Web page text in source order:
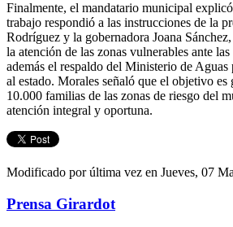
Finalmente, el mandatario municipal
trabajo respondió a las instrucciones de la
Rodríguez y la gobernadora Joana
la atención de las zonas vulnerables ante
además el respaldo del Ministerio de Aguas
al estado. Morales señaló que el objetivo es
10.000 familias de las zonas de riesgo del
atención integral y oportuna.
Modificado por última vez en Jueves, 07
Prensa Girardot